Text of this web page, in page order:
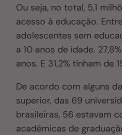
Ou seja, no total, 5,1
acesso à educação.
adolescentes sem
a 10 anos de idade.
anos. E 31,2% tinham de
De acordo com alguns
superior, das 69
brasileiras, 56 estavam
acadêmicas de